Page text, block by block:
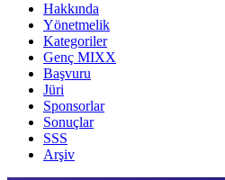
Hakkında
Yönetmelik
Kategoriler
Genç MIXX
Başvuru
Jüri
Sponsorlar
Sonuçlar
SSS
Arşiv